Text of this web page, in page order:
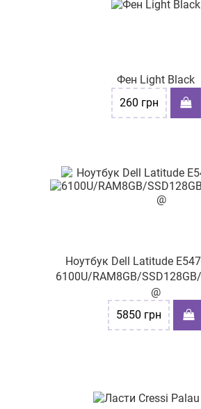
Фен Light Black
260 грн
Ноутбук Dell Latitude
6100U/RAM8GB/SSD128GB/
@
5850 грн